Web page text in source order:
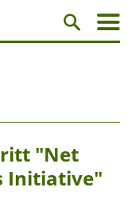
"Net
Initiative"